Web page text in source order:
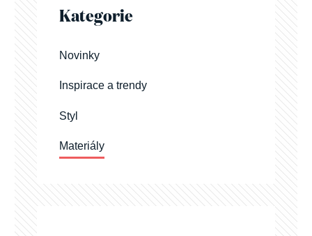
Kategorie
Novinky
Inspirace a trendy
Styl
Materiály